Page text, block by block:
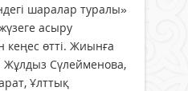
шаралар туралы»
асыру
кеңес өтті. Жиынға
Жұлдыз Сүлейменова,
Ұлттық